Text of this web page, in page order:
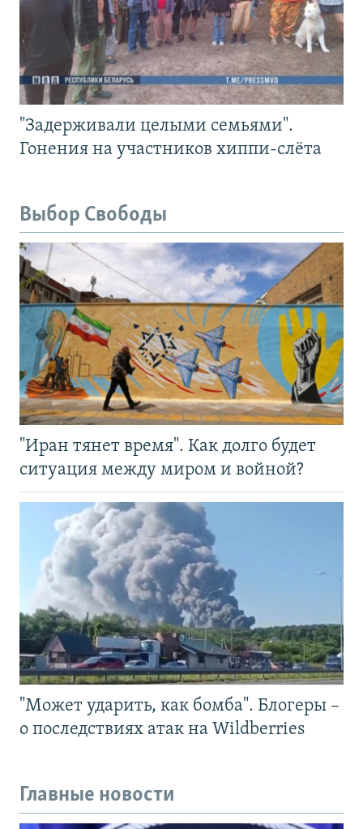
"Задерживали целыми семьями".
Гонения на участников хиппи-слёта
Выбор Свободы
"Иран тянет время". Как долго будет
ситуация между миром и войной?
"Может ударить, как бомба". Блогеры –
о последствиях атак на Wildberries
Главные новости